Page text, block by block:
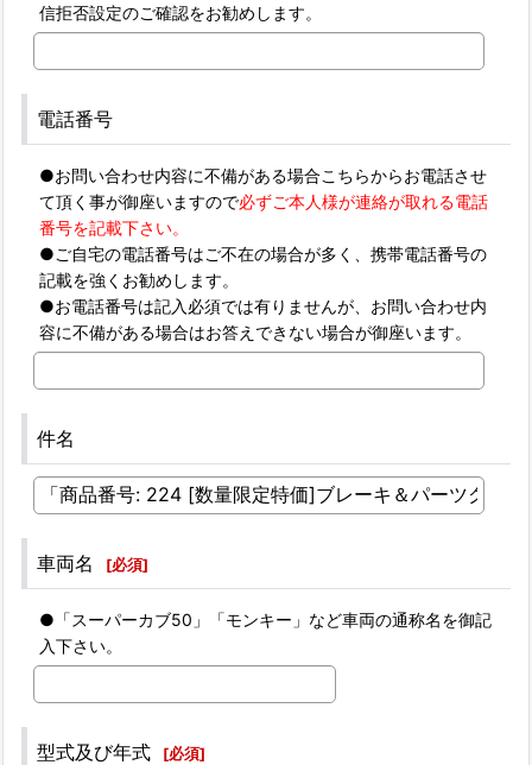
信拒否設定のご確認をお勧めします。
電話番号
●お問い合わせ内容に不備がある場合こちらからお電話させ
て頂く事が御座いますので必ずご本人様が連絡が取れる電話
番号を記載下さい。
●ご自宅の電話番号はご不在の場合が多く、携帯電話番号の
記載を強くお勧めします。
●お電話番号は記入必須では有りませんが、お問い合わせ内
容に不備がある場合はお答えできない場合が御座います。
件名
車両名 [必須]
●「スーパーカブ50」「モンキー」など車両の通称名を御記
入下さい。
型式及び年式 [必須]